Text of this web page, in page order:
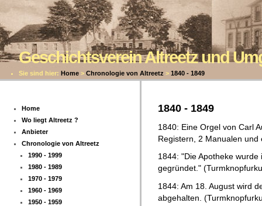
Geschichtsverein Altreetz und
Sie sind hier: Home > Chronologie von Altreetz > 1840 - 1849
Home
Wo liegt Altreetz ?
Anbieter
Chronologie von Altreetz
1990 - 1999
1980 - 1989
1970 - 1979
1960 - 1969
1950 - 1959
1840 - 1849
1840: Eine Orgel von Carl
Registern, 2 Manualen
1844: "Die Apotheke
gegründet."
1844: Am 18. August wird
abgehalten.